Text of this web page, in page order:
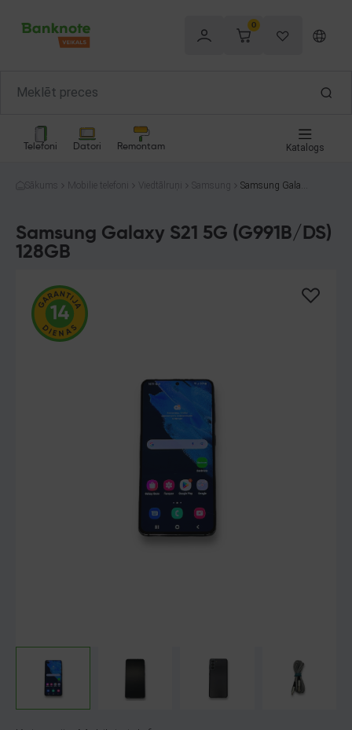
0
Telefoni Datori Remontam Katalogs
Sākums Mobilie telefoni Viedtālruņi Samsung
Samsung Galaxy
Samsung Galaxy S21 5G (G991B/DS)
128GB